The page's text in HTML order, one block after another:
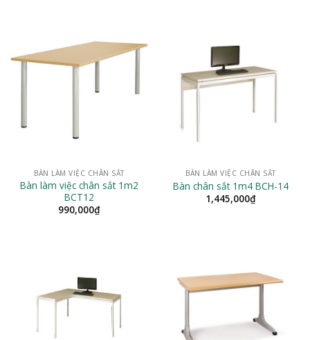
BÀN LÀM VIỆC CHÂN SẮT
Bàn làm việc chân sắt 1m2
BCT12
990,000₫
BÀN LÀM VIỆC CHÂN SẮT
Bàn chân sắt 1m4 BCH-14
1,445,000₫